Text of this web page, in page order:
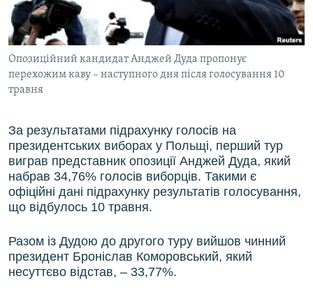
ВІДЕОУРОКИ «ELIFBE»
СВІДЧЕННЯ ОКУПАЦІЇ
УКРАЇНСЬКА ПРОБЛЕМА КРИМУ
ІНФОГРАФІКА
Русский
Qırımtatar
ДОЛУЧАЙСЯ!
Усі сайти RFE/RL
Опозиційний кандидат Анджей Дуда пропонує
перехожим каву – наступного дня після голосування 10
травня
За результатами підрахунку голосів на
президентських виборах у Польщі, перший тур
виграв представник опозиції Анджей Дуда, який
набрав 34,76% голосів виборців. Такими є
офіційні дані підрахунку результатів голосування,
що відбулось 10 травня.
Разом із Дудою до другого туру вийшов чинний
президент Броніслав Коморовський, який
несуттєво відстав, – 33,77%.